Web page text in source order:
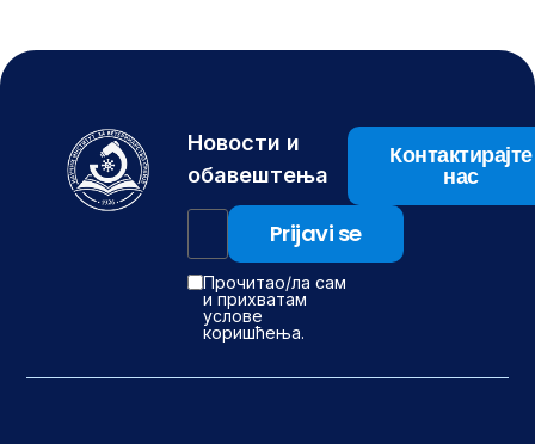
Новости и
обавештења
Прочитао/ла сам
и прихватам
услове
коришћења.
Контактирајте
нас